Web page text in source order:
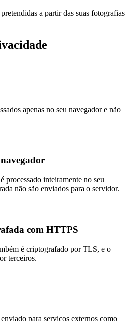
a partir das suas fotografias
apenas no seu navegador e não
navegador
processado inteiramente no seu
não são enviados para o servidor.
com HTTPS
é criptografado por TLS, e o
terceiros.
para serviços externos como